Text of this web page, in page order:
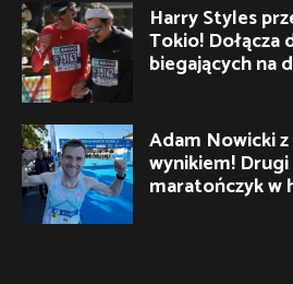
Harry Styles
Tokio! Dołącza
biegających na
Adam Nowicki
wynikiem!
maratończyk w